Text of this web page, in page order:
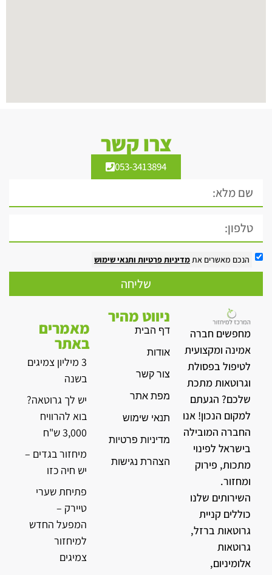
צרו קשר
053-3413894
הנכם מאשרים אתמדיניות פרטיות ותנאי שימוש
שליחה
מחפשים חברה
אמינה ומקצועית
לטיפול בפסולת
וגרוטאות מתכת
שלכם? הגעתם
למקום הנכון! אנו
החברה המובילה
בישראל לפינוי
מתכות, פירוק
ומחזור.
השירותים שלנו
כוללים קניית
גרוטאות ברזל,
גרוטאות
אלומיניום,
ניווט מהיר
דף הבית
אודות
צור קשר
מפת אתר
תנאי שימוש
מדיניות פרטיות
הצהרת נגישות
מאמרים
באתר
3 מיליון צמיגים
בשנה
יש לך גרוטאה?
בוא להרוויח
3,000 ש"ח
מיחזור בגדים –
יש חיה כזו
פתיחת שערי
טיירק –
המפעל החדש
למיחזור
צמיגים